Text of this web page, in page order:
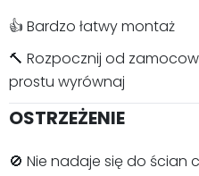
👍 Bardzo łatwy montaż
🔨 Rozpocznij od
prostu wyrównaj
OSTRZEŻENIE
🚫 Nie nadaje się do